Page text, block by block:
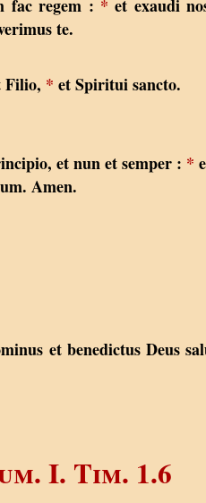
fac regem : * et exaudi
te.
Filio, * et Spiritui sancto.
et nun et semper : *
Amen.
et benedictus Deus
I. Tim. 1.6